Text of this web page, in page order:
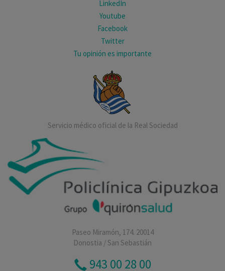
LinkedIn
Youtube
Facebook
Twitter
Tu opinión es importante
Servicio médico oficial de la Real Sociedad
Paseo Miramón, 174. 20014
Donostia / San Sebastián
943 00 28 00